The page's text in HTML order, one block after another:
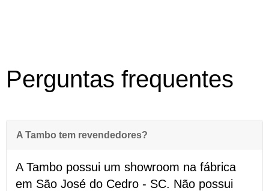
Perguntas frequentes
A Tambo tem revendedores?
A Tambo possui um showroom na fábrica
em São José do Cedro - SC. Não possui